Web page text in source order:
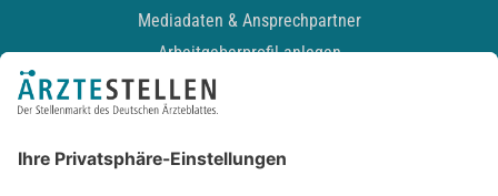
Mediadaten & Ansprechpartner
Arbeitgeberprofil anlegen
Recruiting-Podcast